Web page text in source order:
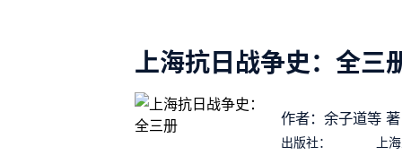
上海抗日战争史：全三
作者：余子道等 著
出版社：
上